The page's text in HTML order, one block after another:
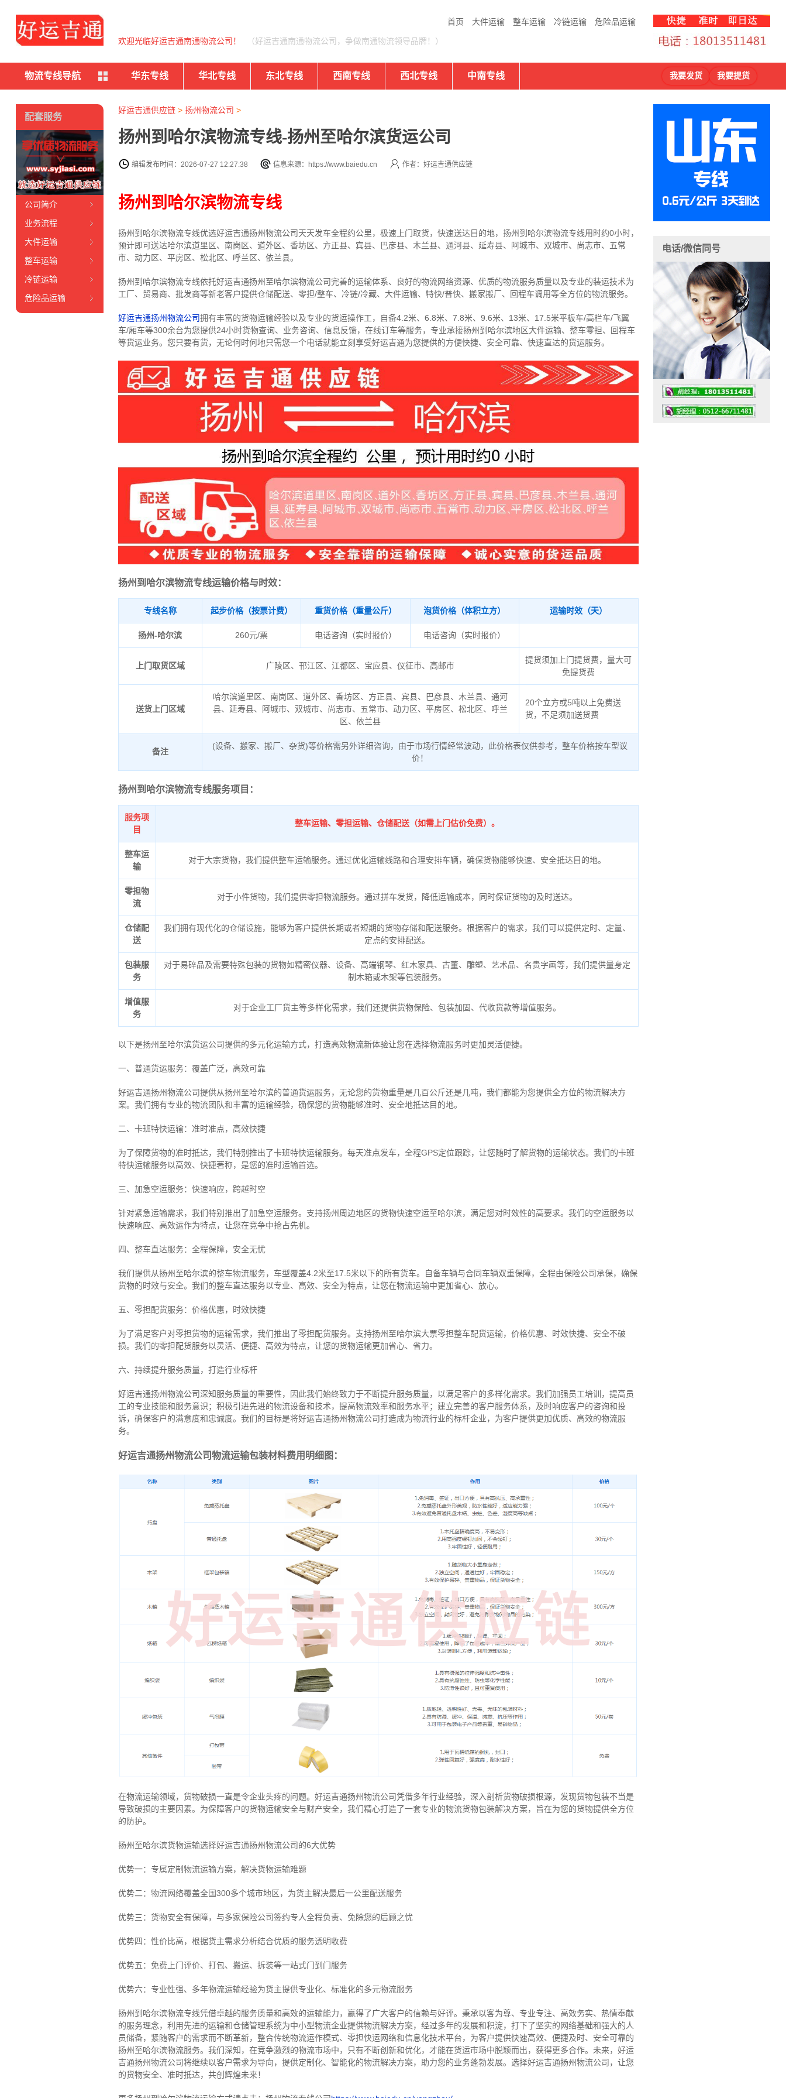
首页 大件运输 整车运输 冷链运输 危险品运输
欢迎光临好运吉通南通物流公司！ （好运吉通南通物流公司，争做南通物流领导品牌！）
物流专线导航 华东专线 华北专线 东北专线 西南专线 西北专线 中南专线 我要发货 我要提货
好运吉通供应链> 扬州物流公司 >
扬州到哈尔滨物流专线-扬州至哈尔滨货运公司
编辑发布时间：2026-07-27 12:27:38 信息来源：https://www.baiedu.cn 作者：好运吉通供应链
扬州到哈尔滨物流专线
扬州到哈尔滨物流专线优选好运吉通扬州物流公司天天发车全程约公里， 极速上门取货，快速送达目的地，扬州到哈尔滨物流专线用时约0小时，
预计即可送达哈尔滨道里区、南岗区、道外区、香坊区、方正县、宾县、巴彦县、木兰县、通河县、延寿县、阿城市、双城市、尚志市、五常
市、动力区、平房区、松北区、呼兰区、依兰县。
扬州到哈尔滨物流专线依托好运吉通扬州至哈尔滨物流公司完善的运输体系、良好的物流网络资源、优质的物流服务质量以及专业的装运技术为
工厂、贸易商、批发商等新老客户提供仓储配送、零担/整车、冷链/冷藏、大件运输、特快/普快、搬家搬厂、回程车调用等全方位的物流服务。
好运吉通扬州物流公司拥有丰富的货物运输经验以及专业的货运操作工，自备4.2米、6.8米、7.8米、9.6米、13米、17.5米平板车/高栏车/飞翼
车/厢车等300余台为您提供24小时货物查询、业务咨询、信息反馈，在线订车等服务， 专业承接扬州到哈尔滨地区大件运输、整车零担、回程车
等货运业务。 您只要有货，无论何时何地只需您一个电话就能立刻享受好运吉通为您提供的方便快捷、安全可靠、快速直达的货运服务。
扬州到哈尔滨物流专线运输价格与时效：
专线名称 起步价格（按票计费） 重货价格（重量公斤） 泡货价格（体积立方） 运输时效（天）
扬州-哈尔滨 260元/票 电话咨询（实时报价） 电话咨询（实时报价）
上门取货区域 广陵区、邗江区、江都区、宝应县、仪征市、高邮市
提货须加上门提货费，量大可
免提货费
送货上门区域
哈尔滨道里区、南岗区、道外区、香坊区、方正县、宾县、巴彦县、木兰县、通河
县、延寿县、阿城市、双城市、尚志市、五常市、动力区、平房区、松北区、呼兰
区、依兰县
20个立方或5吨以上免费送
货，不足须加送货费
备注
(设备、搬家、搬厂、杂货)等价格需另外详细咨询，由于市场行情经常波动，此价格表仅供参考，整车价格按车型议
价！
扬州到哈尔滨物流专线服务项目：
服务项
目
整车运输、零担运输、仓储配送（如需上门估价免费）。
整车运
输
对于大宗货物，我们提供整车运输服务。通过优化运输线路和合理安排车辆，确保货物能够快速、安全抵达目的地。
零担物
流
对于小件货物，我们提供零担物流服务。通过拼车发货，降低运输成本，同时保证货物的及时送达。
仓储配
送
我们拥有现代化的仓储设施，能够为客户提供长期或者短期的货物存储和配送服务。根据客户的需求，我们可以提供定时、定量、
定点的安排配送。
包装服
务
对于易碎品及需要特殊包装的货物如精密仪器、设备、高端钢琴、红木家具、古董、雕塑、艺术品、名贵字画等，我们提供量身定
制木箱或木架等包装服务。
增值服
务
对于企业工厂货主等多样化需求，我们还提供货物保险、包装加固、代收货款等增值服务。
以下是扬州至哈尔滨货运公司提供的多元化运输方式，打造高效物流新体验让您在选择物流服务时更加灵活便捷。
一、普通货运服务：覆盖广泛，高效可靠
好运吉通扬州物流公司提供从扬州至哈尔滨的普通货运服务，无论您的货物重量是几百公斤还是几吨，我们都能为您提供全方位的物流解决方
案。我们拥有专业的物流团队和丰富的运输经验，确保您的货物能够准时、安全地抵达目的地。
二、卡班特快运输：准时准点，高效快捷
为了保障货物的准时抵达，我们特别推出了卡班特快运输服务。每天准点发车，全程GPS定位跟踪，让您随时了解货物的运输状态。我们的卡班
特快运输服务以高效、快捷著称，是您的准时运输首选。
三、加急空运服务：快速响应，跨越时空
针对紧急运输需求，我们特别推出了加急空运服务。支持扬州周边地区的货物快速空运至哈尔滨，满足您对时效性的高要求。我们的空运服务以
快速响应、高效运作为特点，让您在竞争中抢占先机。
四、整车直达服务：全程保障，安全无忧
我们提供从扬州至哈尔滨的整车物流服务，车型覆盖4.2米至17.5米以下的所有货车。自备车辆与合同车辆双重保障，全程由保险公司承保，确保
货物的时效与安全。我们的整车直达服务以专业、高效、安全为特点，让您在物流运输中更加省心、放心。
五、零担配货服务：价格优惠，时效快捷
为了满足客户对零担货物的运输需求，我们推出了零担配货服务。支持扬州至哈尔滨大票零担整车配货运输，价格优惠、时效快捷、安全不破
损。我们的零担配货服务以灵活、便捷、高效为特点，让您的货物运输更加省心、省力。
六、持续提升服务质量，打造行业标杆
好运吉通扬州物流公司深知服务质量的重要性，因此我们始终致力于不断提升服务质量，以满足客户的多样化需求。我们加强员工培训，提高员
工的专业技能和服务意识；积极引进先进的物流设备和技术，提高物流效率和服务水平；建立完善的客户服务体系，及时响应客户的咨询和投
诉，确保客户的满意度和忠诚度。我们的目标是将好运吉通扬州物流公司打造成为物流行业的标杆企业，为客户提供更加优质、高效的物流服
务。
好运吉通扬州物流公司物流运输包装材料费用明细图：
在物流运输领域，货物破损一直是令企业头疼的问题。好运吉通扬州物流公司凭借多年行业经验，深入剖析货物破损根源，发现货物包装不当是
导致破损的主要因素。为保障客户的货物运输安全与财产安全，我们精心打造了一套专业的物流货物包装解决方案，旨在为您的货物提供全方位
的防护。
扬州至哈尔滨货物运输选择好运吉通扬州物流公司的6大优势
优势一：专属定制物流运输方案，解决货物运输难题
优势二：物流网络覆盖全国300多个城市地区，为货主解决最后一公里配送服务
优势三：货物安全有保障，与多家保险公司签约专人全程负责、免除您的后顾之忧
优势四：性价比高，根据货主需求分析结合优质的服务透明收费
优势五：免费上门评价、打包、搬运、拆装等一站式门到门服务
优势六：专业性强、多年物流运输经验为货主提供专业化、标准化的多元物流服务
扬州到哈尔滨物流专线凭借卓越的服务质量和高效的运输能力，赢得了广大客户的信赖与好评。 秉承以客为尊、专业专注、高效务实、热情奉献
的服务理念，利用先进的运输和仓储管理系统为中小型物流企业提供物流解决方案，经过多年的发展和积淀，打下了坚实的网络基础和强大的人
员储备，紧随客户的需求而不断革新，整合传统物流运作模式、零担快运网络和信息化技术平台，为客户提供快速高效、便捷及时、安全可靠的
扬州至哈尔滨物流服务。 我们深知，在竞争激烈的物流市场中，只有不断创新和优化，才能在货运市场中脱颖而出，获得更多合作。 未来，好运
吉通扬州物流公司将继续以客户需求为导向，提供定制化、智能化的物流解决方案，助力您的业务蓬勃发展。选择好运吉通扬州物流公司，让您
的货物安全、准时抵达，共创辉煌未来！
配套服务
公司简介
业务流程
大件运输
整车运输
冷链运输
危险品运输
电话/微信同号